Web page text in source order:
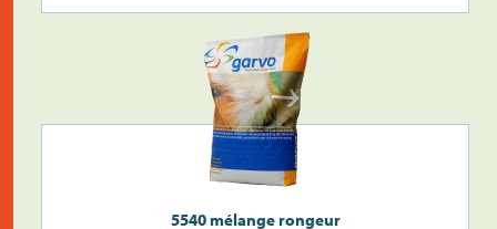
5540 mélange rongeur